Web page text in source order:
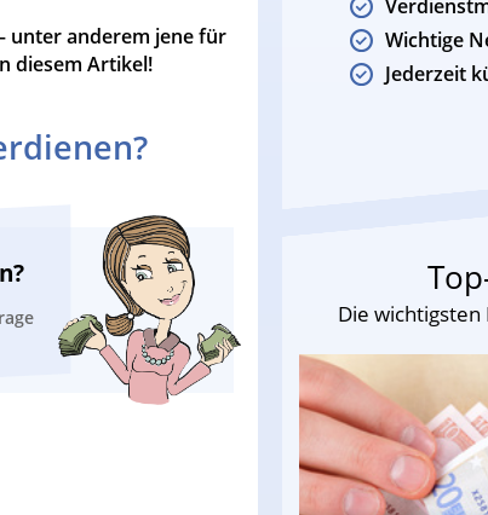
unter anderem jene für
diesem Artikel!
Wichtige
Jederzeit
Die